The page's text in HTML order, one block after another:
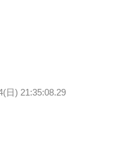
日) 21:35:08.29